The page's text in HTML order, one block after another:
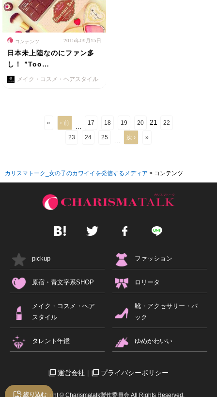
絞り込む
コンテンツ 2015年09月15日
日本未上陸なのにファン多
し！ ”Too…
メイク・コスメ・ヘアスタイル
« ‹ 前 17 18 19 20 21 22
23 24 25 次 › »
カリスマトーク_女の子のカワイイを発信するメディア > コンテンツ
pickup ファッション
原宿・青文字系SHOP ロリータ
メイク・コスメ・ヘア
スタイル
靴・アクセサリー・バ
ック
タレント年鑑 ゆめかわいい
運営会社 プライバシーポリシー
Copyright © Charismatalk製作委員会 All Rights Reserved.